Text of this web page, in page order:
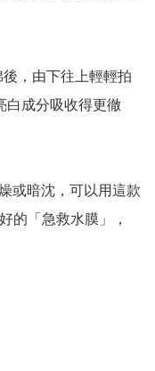
，由下往上輕輕拍
白成分吸收得更徹
或暗沈，可以用這款
的「急救水膜」，